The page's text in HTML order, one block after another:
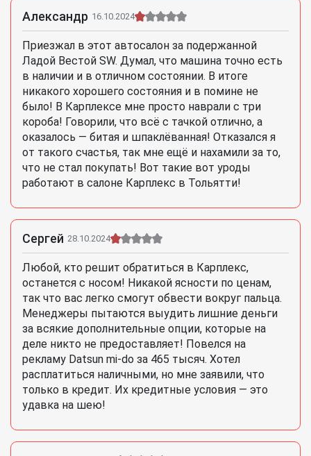
Александр 16.10.2024
Приезжал в этот автосалон за подержанной
Ладой Вестой SW. Думал, что машина точно есть
в наличии и в отличном состоянии. В итоге
никакого хорошего состояния и в помине не
было! В Карплексе мне просто наврали с три
короба! Говорили, что всё с тачкой отлично, а
оказалось — битая и шпаклёванная! Отказался я
от такого счастья, так мне ещё и нахамили за то,
что не стал покупать! Вот такие вот уроды
работают в салоне Карплекс в Тольятти!
Сергей 28.10.2024
Любой, кто решит обратиться в Карплекс,
останется с носом! Никакой ясности по ценам,
так что вас легко смогут обвести вокруг пальца.
Менеджеры пытаются выудить лишние деньги
за всякие дополнительные опции, которые на
деле никто не предоставляет! Повелся на
рекламу Datsun mi-do за 465 тысяч. Хотел
расплатиться наличными, но мне заявили, что
только в кредит. Их кредитные условия — это
удавка на шею!